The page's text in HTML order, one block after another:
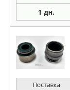
1 дн.
Поставка